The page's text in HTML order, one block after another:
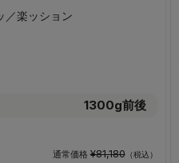
1300g前後
通常価格¥81,180（税込）